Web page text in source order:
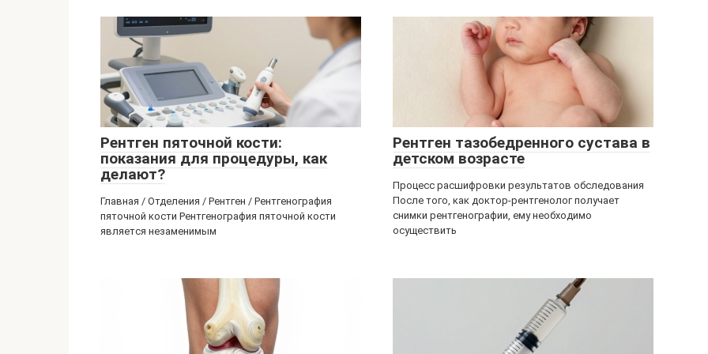
Рентген пяточной кости:
показания для процедуры, как
делают?
Главная / Отделения / Рентген / Рентгенография
пяточной кости Рентгенография пяточной кости
является незаменимым
Рентген тазобедренного сустава в
детском возрасте
Процесс расшифровки результатов обследования
После того, как доктор-рентгенолог получает
снимки рентгенографии, ему необходимо
осуществить